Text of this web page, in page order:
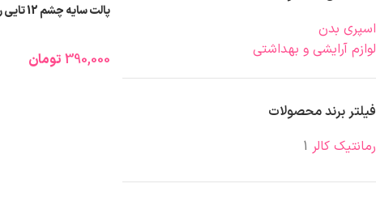
اسپری بدن
لوازم آرایشی و بهداشتی
فیلتر برند محصولات
رمانتیک کالر 1
پالت سایه چشم 12 تایی رمانتیک کالر
390,000 تومان